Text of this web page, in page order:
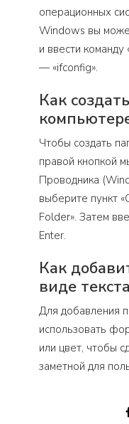
операционных
Windows вы
и ввести команду
— «ifconfig».
Как
Чтобы создать
правой кнопкой
Проводника
выберите пункт
Folder». Затем
Enter.
Как
виде
Для добавления
использовать
или цвет, чтобы
заметной для